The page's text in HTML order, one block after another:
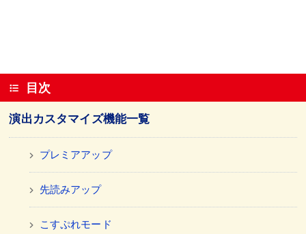
目次
演出カスタマイズ機能一覧
プレミアアップ
先読みアップ
こすぷれモード